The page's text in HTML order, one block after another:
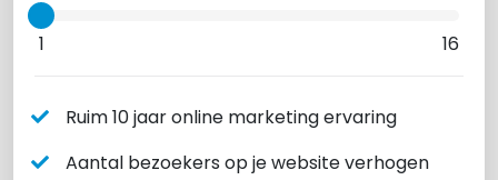
1 16
Ruim 10 jaar online marketing ervaring
Aantal bezoekers op je website verhogen